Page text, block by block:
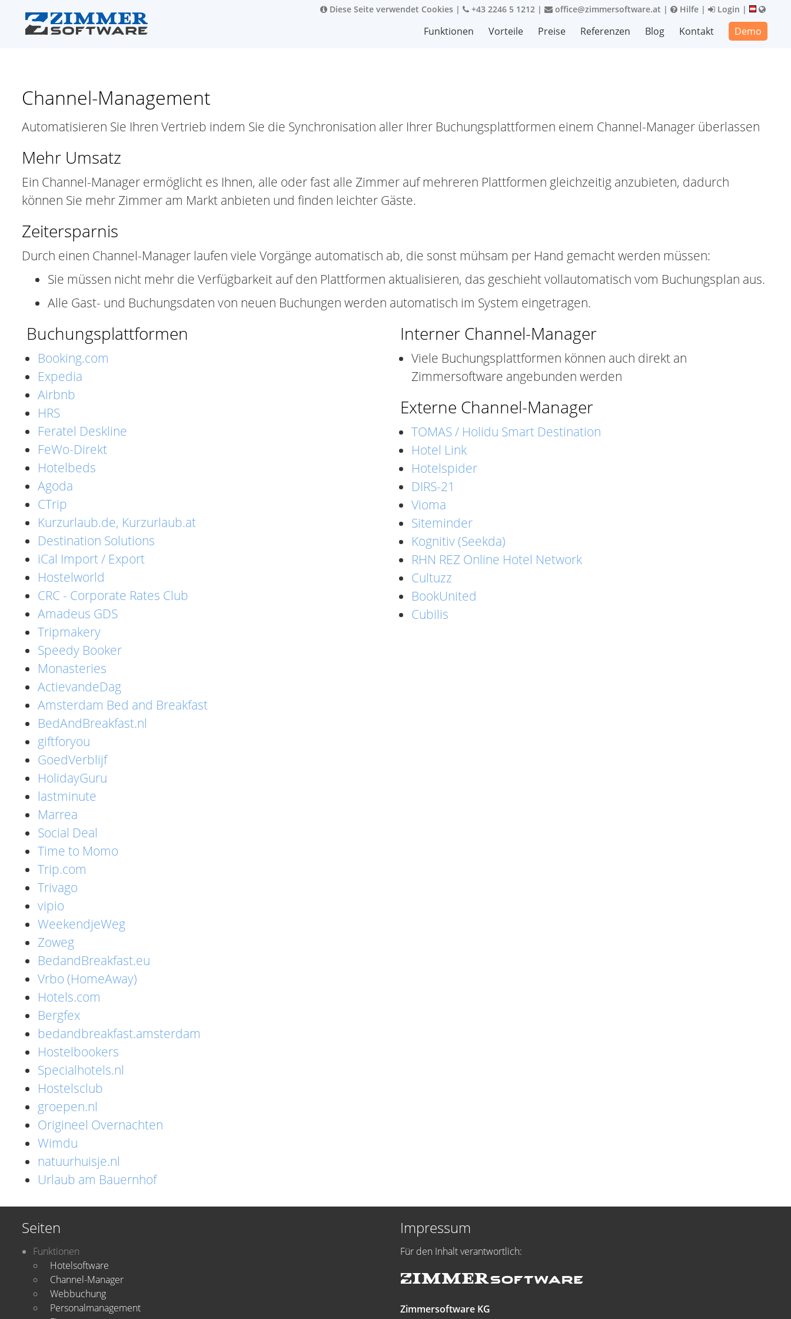
Diese Seite verwendet Cookies | +43 2246 5 1212 | office@zimmersoftware.at | Hilfe | Login |
Funktionen Vorteile Preise Referenzen Blog Kontakt Demo
Channel-Management
Automatisieren Sie Ihren Vertrieb indem Sie die Synchronisation aller Ihrer Buchungsplattformen einem Channel-Manager überlassen
Mehr Umsatz
Ein Channel-Manager ermöglicht es Ihnen, alle oder fast alle Zimmer auf mehreren Plattformen gleichzeitig anzubieten, dadurch
können Sie mehr Zimmer am Markt anbieten und finden leichter Gäste.
Zeitersparnis
Durch einen Channel-Manager laufen viele Vorgänge automatisch ab, die sonst mühsam per Hand gemacht werden müssen:
Sie müssen nicht mehr die Verfügbarkeit auf den Plattformen aktualisieren, das geschieht vollautomatisch vom Buchungsplan aus.
Alle Gast- und Buchungsdaten von neuen Buchungen werden automatisch im System eingetragen.
Buchungsplattformen
Booking.com
Expedia
Airbnb
HRS
Feratel Deskline
FeWo-Direkt
Hotelbeds
Agoda
CTrip
Kurzurlaub.de, Kurzurlaub.at
Destination Solutions
iCal Import / Export
Hostelworld
CRC - Corporate Rates Club
Amadeus GDS
Tripmakery
Speedy Booker
Monasteries
ActievandeDag
Amsterdam Bed and Breakfast
BedAndBreakfast.nl
giftforyou
GoedVerblijf
HolidayGuru
lastminute
Marrea
Social Deal
Time to Momo
Trip.com
Trivago
vipio
WeekendjeWeg
Zoweg
BedandBreakfast.eu
Vrbo (HomeAway)
Hotels.com
Bergfex
bedandbreakfast.amsterdam
Hostelbookers
Specialhotels.nl
Hostelsclub
groepen.nl
Origineel Overnachten
Wimdu
natuurhuisje.nl
Urlaub am Bauernhof
Interner Channel-Manager
Viele Buchungsplattformen können auch direkt an
Zimmersoftware angebunden werden
Externe Channel-Manager
TOMAS / Holidu Smart Destination
Hotel Link
Hotelspider
DIRS-21
Vioma
Siteminder
Kognitiv (Seekda)
RHN REZ Online Hotel Network
Cultuzz
BookUnited
Cubilis
Seiten
Funktionen
Hotelsoftware
Channel-Manager
Webbuchung
Personalmanagement
Impressum
Für den Inhalt verantwortlich:
Zimmersoftware KG